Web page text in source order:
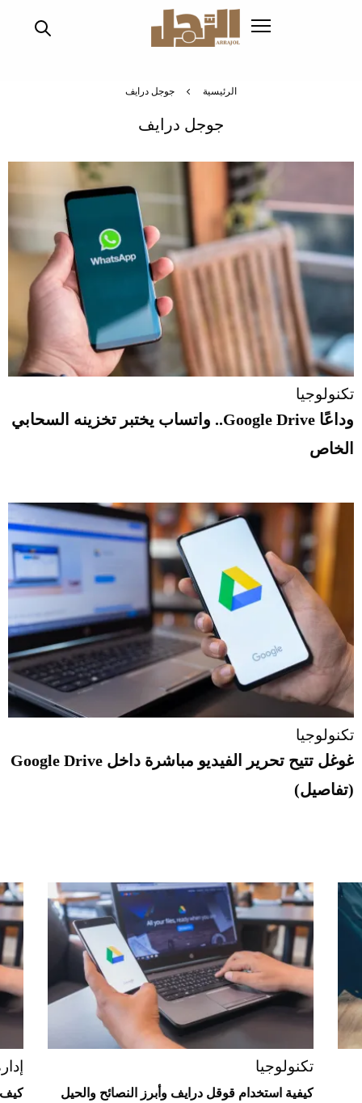
الرئيسية جوجل درايف
جوجل درايف
تكنولوجيا
وداعًا Google Drive.. واتساب يختبر تخزينه السحابي
الخاص
تكنولوجيا
غوغل تتيح تحرير الفيديو مباشرة داخل Google Drive
(تفاصيل)
تكنولوجيا
كيفية استخدام قوقل درايف وأبرز النصائح والحيل كيف